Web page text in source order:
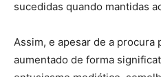
sucedidas quando mantidas
Assim, e apesar de a procura
aumentado de forma